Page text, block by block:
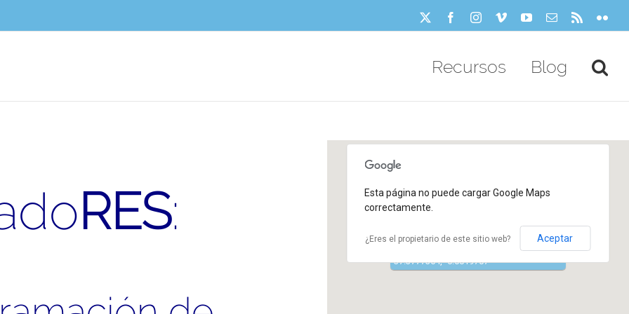
FacebookInstagram
VimeoYouTube
Correo Rss
Recursos Blog
RES:
37.3777364, -6.0019707
Esta página no puede cargar Google Maps
correctamente.
¿Eres el propietario de este sitio web? Aceptar